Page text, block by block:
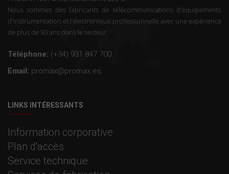
Nous sommes des fabricants de télécommunications d'équipements
d'instrumentation et l'électronique professionnelle avec une expérience
de plus de 50 ans dans le secteur.
Téléphone: (+34) 931 847 700
Email: promax@promax.es
LINKS INTÉRESSANTS
Information corporative
Plan d'accès
Service technique